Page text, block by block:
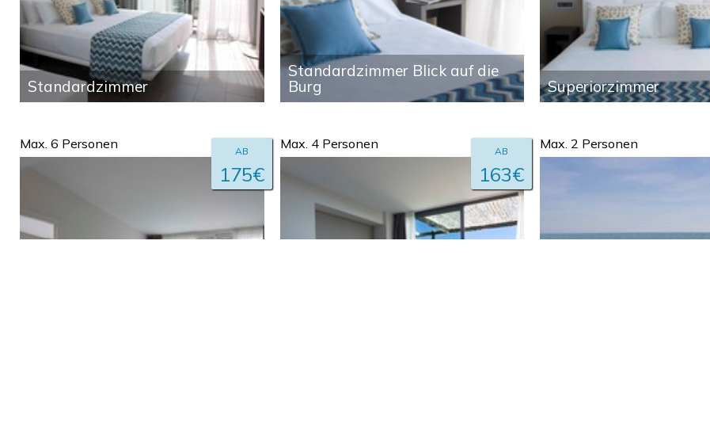
Standardzimmer
Standardzimmer Blick auf die
Burg
Superiorzimmer
Max. 6 Personen AB
175€
Max. 4 Personen AB
163€
Max. 2 Personen